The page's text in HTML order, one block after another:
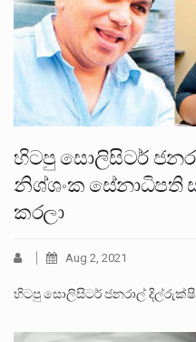
හිටපු සොලිසිටර්
නිශ්ශංක සේනාධිපති
කරලා
Aug 2, 2021
හිටපු සොලිසිටර් ජනරාල් දිල්රුක්ෂි